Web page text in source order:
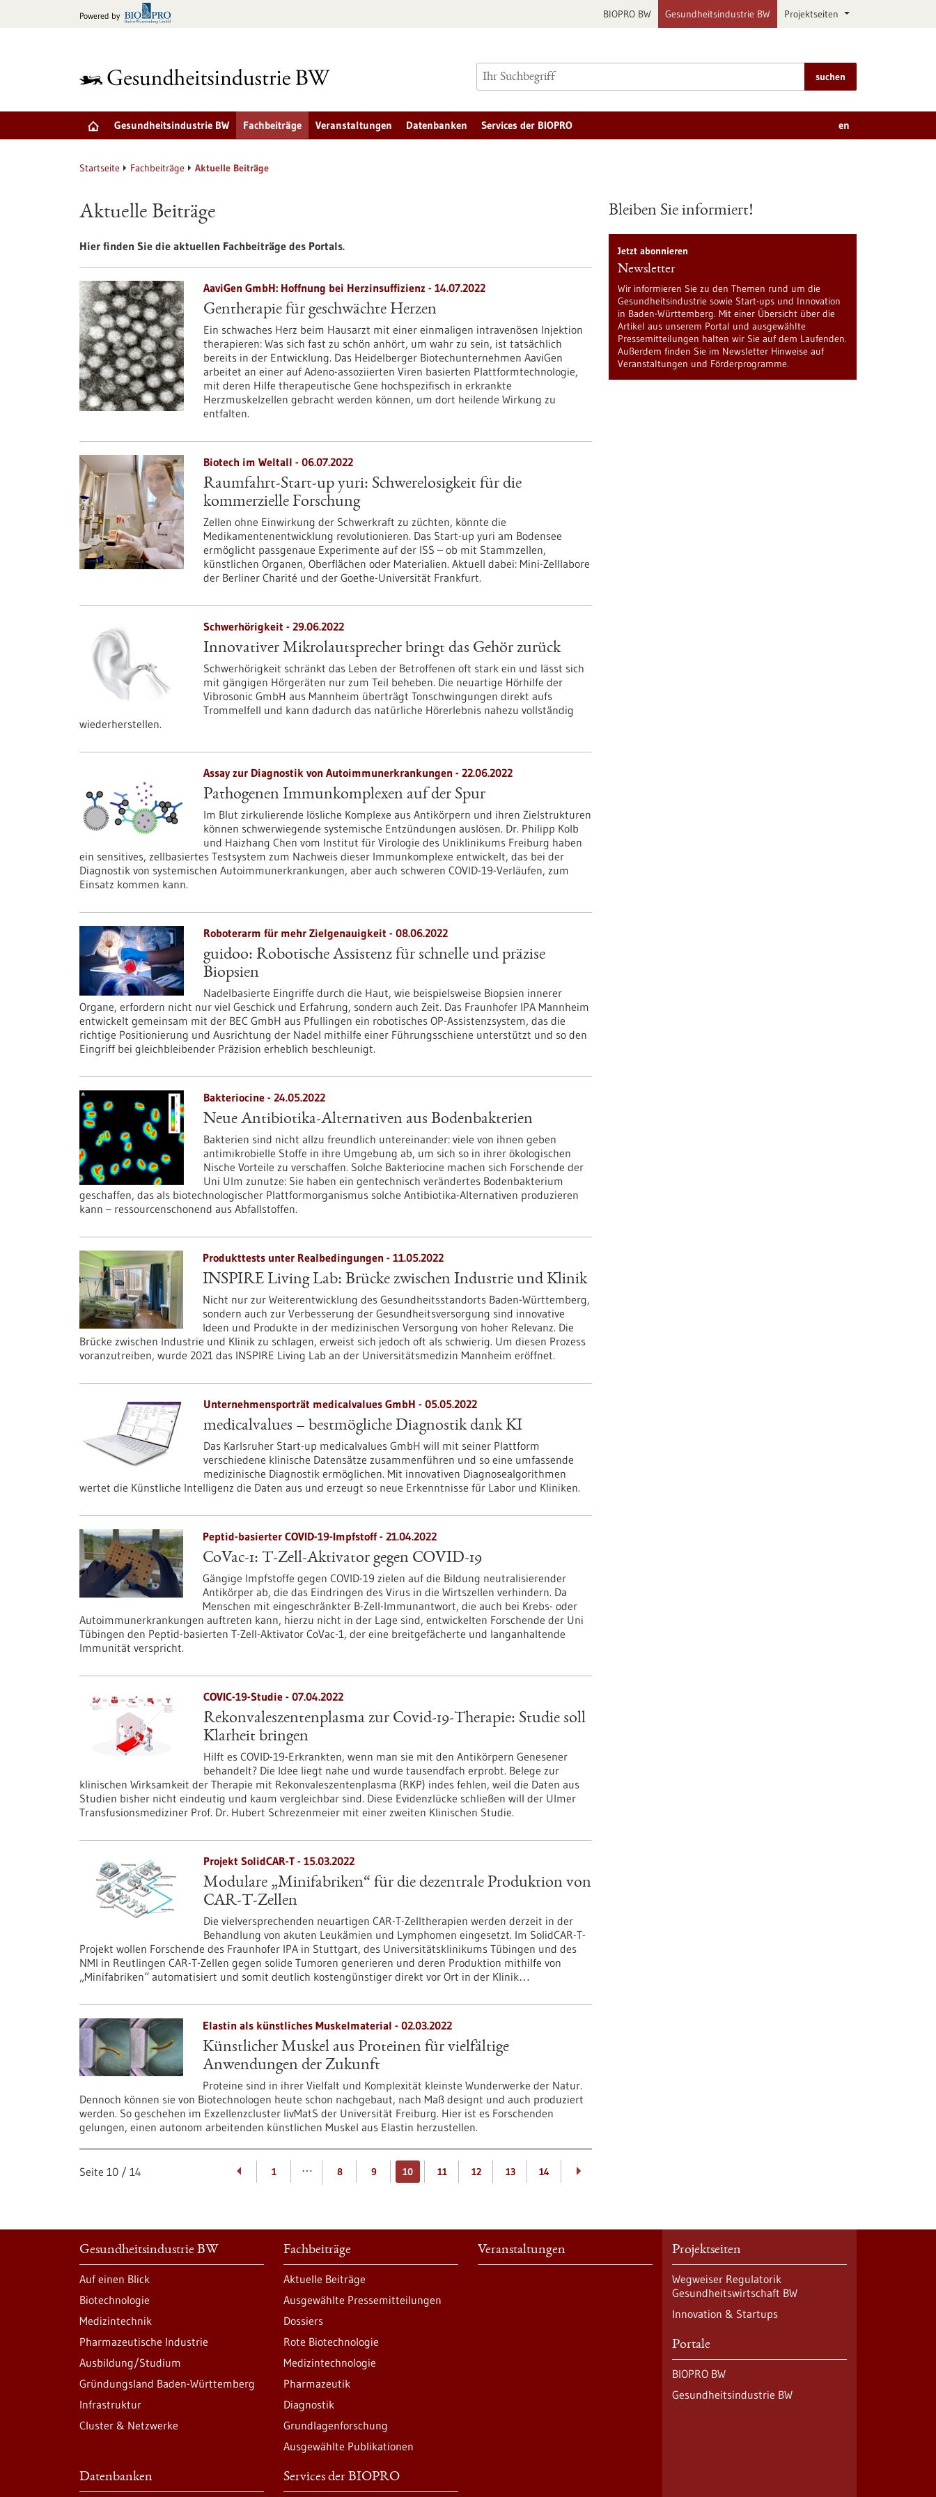
Powered by BIOPRO BW Gesundheitsindustrie BW Projektseiten
suchen
Gesundheitsindustrie BW Fachbeiträge Veranstaltungen Datenbanken Services der BIOPRO en
Startseite Fachbeiträge Aktuelle Beiträge
Aktuelle Beiträge
Hier finden Sie die aktuellen Fachbeiträge des Portals.
AaviGen GmbH: Hoffnung bei Herzinsuffizienz - 14.07.2022
Gentherapie für geschwächte Herzen
Ein schwaches Herz beim Hausarzt mit einer einmaligen intravenösen Injektion
therapieren: Was sich fast zu schön anhört, um wahr zu sein, ist tatsächlich
bereits in der Entwicklung. Das Heidelberger Biotechunternehmen AaviGen
arbeitet an einer auf Adeno-assoziierten Viren basierten Plattformtechnologie,
mit deren Hilfe therapeutische Gene hochspezifisch in erkrankte
Herzmuskelzellen gebracht werden können, um dort heilende Wirkung zu
entfalten.
Biotech im Weltall - 06.07.2022
Raumfahrt-Start-up yuri: Schwerelosigkeit für die
kommerzielle Forschung
Zellen ohne Einwirkung der Schwerkraft zu züchten, könnte die
Medikamentenentwicklung revolutionieren. Das Start-up yuri am Bodensee
ermöglicht passgenaue Experimente auf der ISS – ob mit Stammzellen,
künstlichen Organen, Oberflächen oder Materialien. Aktuell dabei: Mini-Zelllabore
der Berliner Charité und der Goethe-Universität Frankfurt.
Schwerhörigkeit - 29.06.2022
Innovativer Mikrolautsprecher bringt das Gehör zurück
Schwerhörigkeit schränkt das Leben der Betroffenen oft stark ein und lässt sich
mit gängigen Hörgeräten nur zum Teil beheben. Die neuartige Hörhilfe der
Vibrosonic GmbH aus Mannheim überträgt Tonschwingungen direkt aufs
Trommelfell und kann dadurch das natürliche Hörerlebnis nahezu vollständig
wiederherstellen.
Assay zur Diagnostik von Autoimmunerkrankungen - 22.06.2022
Pathogenen Immunkomplexen auf der Spur
Im Blut zirkulierende lösliche Komplexe aus Antikörpern und ihren Zielstrukturen
können schwerwiegende systemische Entzündungen auslösen. Dr. Philipp Kolb
und Haizhang Chen vom Institut für Virologie des Uniklinikums Freiburg haben
ein sensitives, zellbasiertes Testsystem zum Nachweis dieser Immunkomplexe entwickelt, das bei der
Diagnostik von systemischen Autoimmunerkrankungen, aber auch schweren COVID-19-Verläufen, zum
Einsatz kommen kann.
Roboterarm für mehr Zielgenauigkeit - 08.06.2022
guidoo: Robotische Assistenz für schnelle und präzise
Biopsien
Nadelbasierte Eingriffe durch die Haut, wie beispielsweise Biopsien innerer
Organe, erfordern nicht nur viel Geschick und Erfahrung, sondern auch Zeit. Das Fraunhofer IPA Mannheim
entwickelt gemeinsam mit der BEC GmbH aus Pfullingen ein robotisches OP-Assistenzsystem, das die
richtige Positionierung und Ausrichtung der Nadel mithilfe einer Führungsschiene unterstützt und so den
Eingriff bei gleichbleibender Präzision erheblich beschleunigt.
Bakteriocine - 24.05.2022
Neue Antibiotika-Alternativen aus Bodenbakterien
Bakterien sind nicht allzu freundlich untereinander: viele von ihnen geben
antimikrobielle Stoffe in ihre Umgebung ab, um sich so in ihrer ökologischen
Nische Vorteile zu verschaffen. Solche Bakteriocine machen sich Forschende der
Uni Ulm zunutze: Sie haben ein gentechnisch verändertes Bodenbakterium
geschaffen, das als biotechnologischer Plattformorganismus solche Antibiotika-Alternativen produzieren
kann – ressourcenschonend aus Abfallstoffen.
Produkttests unter Realbedingungen - 11.05.2022
INSPIRE Living Lab: Brücke zwischen Industrie und Klinik
Nicht nur zur Weiterentwicklung des Gesundheitsstandorts Baden-Württemberg,
sondern auch zur Verbesserung der Gesundheitsversorgung sind innovative
Ideen und Produkte in der medizinischen Versorgung von hoher Relevanz. Die
Brücke zwischen Industrie und Klinik zu schlagen, erweist sich jedoch oft als schwierig. Um diesen Prozess
voranzutreiben, wurde 2021 das INSPIRE Living Lab an der Universitätsmedizin Mannheim eröffnet.
Unternehmensporträt medicalvalues GmbH - 05.05.2022
medicalvalues – bestmögliche Diagnostik dank KI
Das Karlsruher Start-up medicalvalues GmbH will mit seiner Plattform
verschiedene klinische Datensätze zusammenführen und so eine umfassende
medizinische Diagnostik ermöglichen. Mit innovativen Diagnosealgorithmen
wertet die Künstliche Intelligenz die Daten aus und erzeugt so neue Erkenntnisse für Labor und Kliniken.
Peptid-basierter COVID-19-Impfstoff - 21.04.2022
CoVac-1: T-Zell-Aktivator gegen COVID-19
Gängige Impfstoffe gegen COVID-19 zielen auf die Bildung neutralisierender
Antikörper ab, die das Eindringen des Virus in die Wirtszellen verhindern. Da
Menschen mit eingeschränkter B-Zell-Immunantwort, die auch bei Krebs- oder
Autoimmunerkrankungen auftreten kann, hierzu nicht in der Lage sind, entwickelten Forschende der Uni
Tübingen den Peptid-basierten T-Zell-Aktivator CoVac-1, der eine breitgefächerte und langanhaltende
Immunität verspricht.
COVIC-19-Studie - 07.04.2022
Rekonvaleszentenplasma zur Covid-19-Therapie: Studie soll
Klarheit bringen
Hilft es COVID-19-Erkrankten, wenn man sie mit den Antikörpern Genesener
behandelt? Die Idee liegt nahe und wurde tausendfach erprobt. Belege zur
klinischen Wirksamkeit der Therapie mit Rekonvaleszentenplasma (RKP) indes fehlen, weil die Daten aus
Studien bisher nicht eindeutig und kaum vergleichbar sind. Diese Evidenzlücke schließen will der Ulmer
Transfusionsmediziner Prof. Dr. Hubert Schrezenmeier mit einer zweiten Klinischen Studie.
Projekt SolidCAR-T - 15.03.2022
Modulare „Minifabriken“ für die dezentrale Produktion von
CAR-T-Zellen
Die vielversprechenden neuartigen CAR-T-Zelltherapien werden derzeit in der
Behandlung von akuten Leukämien und Lymphomen eingesetzt. Im SolidCAR-T-
Projekt wollen Forschende des Fraunhofer IPA in Stuttgart, des Universitätsklinikums Tübingen und des
NMI in Reutlingen CAR-T-Zellen gegen solide Tumoren generieren und deren Produktion mithilfe von
„Minifabriken“ automatisiert und somit deutlich kostengünstiger direkt vor Ort in der Klinik…
Elastin als künstliches Muskelmaterial - 02.03.2022
Künstlicher Muskel aus Proteinen für vielfältige
Anwendungen der Zukunft
Proteine sind in ihrer Vielfalt und Komplexität kleinste Wunderwerke der Natur.
Dennoch können sie von Biotechnologen heute schon nachgebaut, nach Maß designt und auch produziert
werden. So geschehen im Exzellenzcluster livMatS der Universität Freiburg. Hier ist es Forschenden
gelungen, einen autonom arbeitenden künstlichen Muskel aus Elastin herzustellen.
Seite 10 / 14 1 … 8 9 10 11 12 13 14
Bleiben Sie informiert!
Jetzt abonnieren
Newsletter
Wir informieren Sie zu den Themen rund um die
Gesundheitsindustrie sowie Start-ups und Innovation
in Baden-Württemberg. Mit einer Übersicht über die
Artikel aus unserem Portal und ausgewählte
Pressemitteilungen halten wir Sie auf dem Laufenden.
Außerdem finden Sie im Newsletter Hinweise auf
Veranstaltungen und Förderprogramme.
Gesundheitsindustrie BW
Auf einen Blick
Biotechnologie
Medizintechnik
Pharmazeutische Industrie
Ausbildung/Studium
Gründungsland Baden-Württemberg
Infrastruktur
Cluster & Netzwerke
Fachbeiträge
Aktuelle Beiträge
Ausgewählte Pressemitteilungen
Dossiers
Rote Biotechnologie
Medizintechnologie
Pharmazeutik
Diagnostik
Grundlagenforschung
Ausgewählte Publikationen
Veranstaltungen
Datenbanken Services der BIOPRO
Projektseiten
Wegweiser Regulatorik
Gesundheitswirtschaft BW
Innovation & Startups
Portale
BIOPRO BW
Gesundheitsindustrie BW